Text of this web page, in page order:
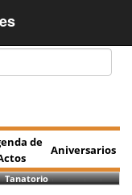
de
Aniversarios
Tanatorio